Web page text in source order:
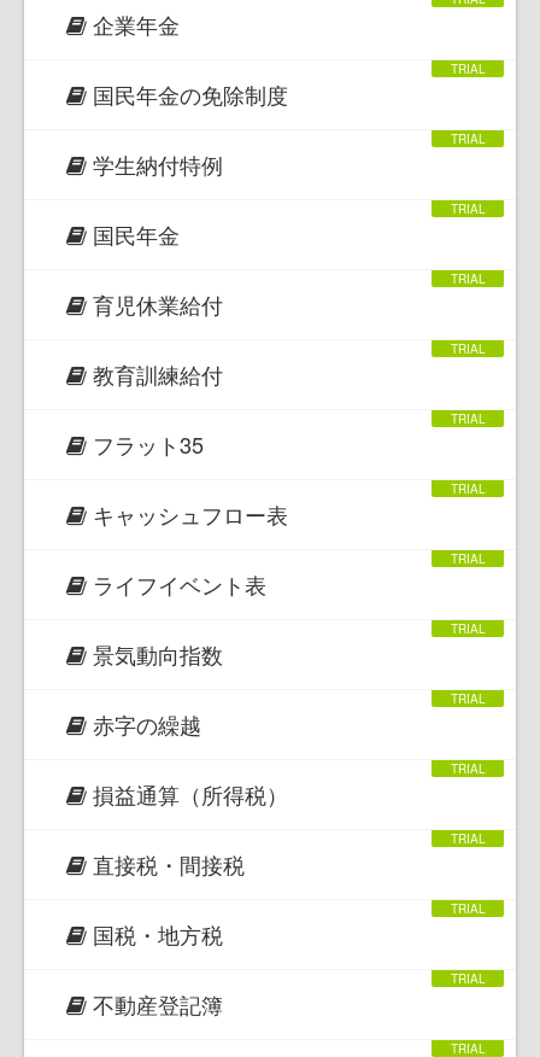
企業年金
国民年金の免除制度
学生納付特例
国民年金
育児休業給付
教育訓練給付
フラット35
キャッシュフロー表
ライフイベント表
景気動向指数
赤字の繰越
損益通算（所得税）
直接税・間接税
国税・地方税
不動産登記簿